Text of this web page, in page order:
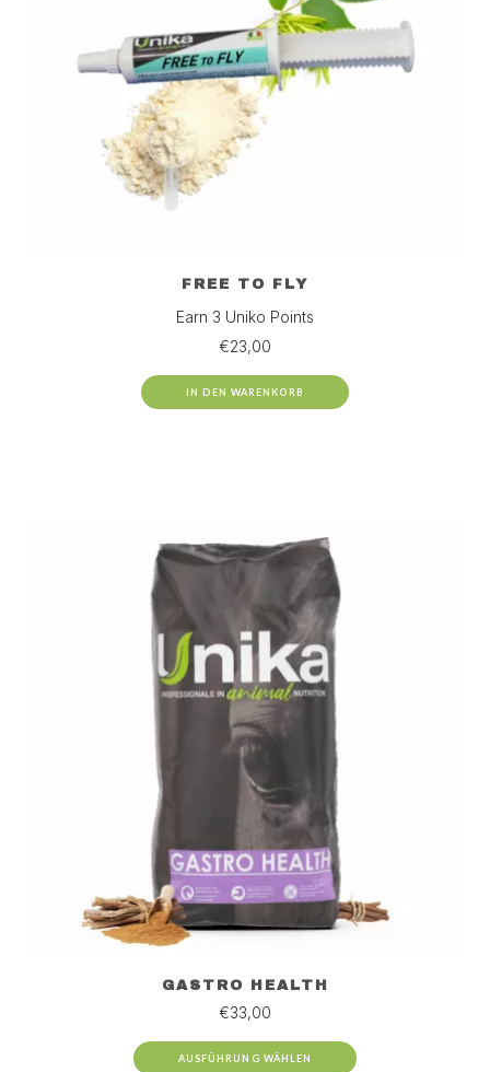
FREE TO FLY
Earn 3 Uniko Points
€23,00
IN DEN WARENKORB
GASTRO HEALTH
€33,00
AUSFÜHRUNG WÄHLEN